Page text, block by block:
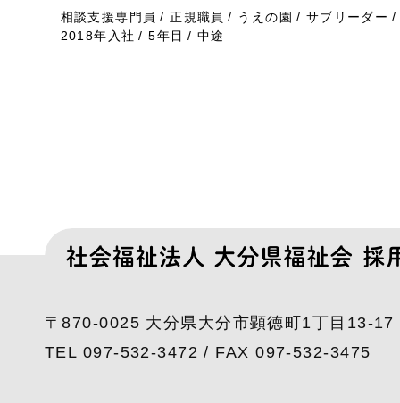
相談支援専門員 正規職員 うえの園
サブリーダー
2018年入社
5年目 中途
〒870-0025 大分県大分市顕徳町1丁目13-17
TEL 097-532-3472 / FAX 097-532-3475